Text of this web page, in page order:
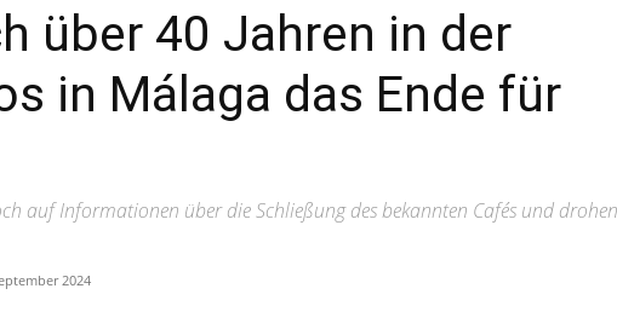
über 40 Jahren in der
in Málaga das Ende für
auf Informationen über die Schließung des bekannten Cafés und drohen
2024